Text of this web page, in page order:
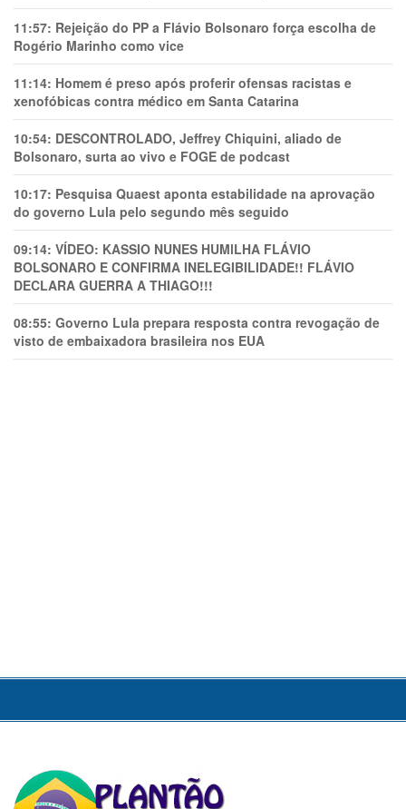
11:57: Rejeição do PP a Flávio Bolsonaro força escolha de
Rogério Marinho como vice
11:14: Homem é preso após proferir ofensas racistas e
xenofóbicas contra médico em Santa Catarina
10:54: DESCONTROLADO, Jeffrey Chiquini, aliado de
Bolsonaro, surta ao vivo e FOGE de podcast
10:17: Pesquisa Quaest aponta estabilidade na aprovação
do governo Lula pelo segundo mês seguido
09:14: VÍDEO: KASSIO NUNES HUMlLHA FLÁVIO
BOLSONARO E CONFIRMA INELEGIBILIDADE!! FLÁVIO
DECLARA GUERRA A THIAGO!!!
08:55: Governo Lula prepara resposta contra revogação de
visto de embaixadora brasileira nos EUA